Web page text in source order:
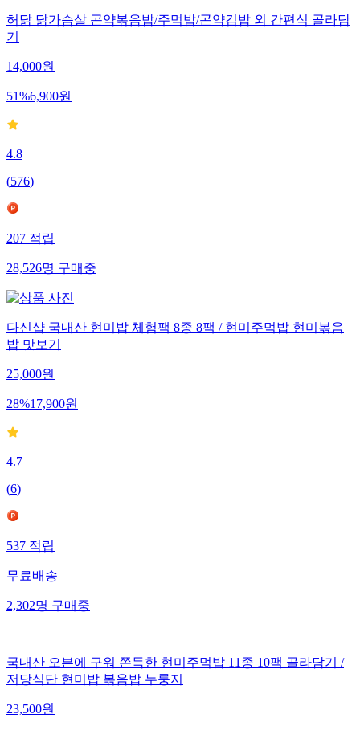
허닭 닭가슴살 곤약볶음밥/주먹밥/곤약김밥 외 간편식 골라담
기
14,000원
51%6,900원
4.8
(576)
207 적립
28,526명 구매중
다신샵 국내산 현미밥 체험팩 8종 8팩 / 현미주먹밥 현미볶음
밥 맛보기
25,000원
28%17,900원
4.7
(6)
537 적립
무료배송
2,302명 구매중
국내산 오븐에 구워 쫀득한 현미주먹밥 11종 10팩 골라담기 /
저당식단 현미밥 볶음밥 누룽지
23,500원